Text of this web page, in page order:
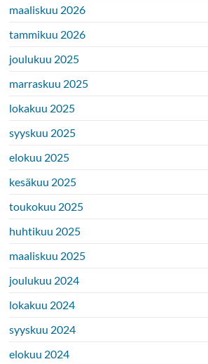
maaliskuu 2026
tammikuu 2026
joulukuu 2025
marraskuu 2025
lokakuu 2025
syyskuu 2025
elokuu 2025
kesäkuu 2025
toukokuu 2025
huhtikuu 2025
maaliskuu 2025
joulukuu 2024
lokakuu 2024
syyskuu 2024
elokuu 2024